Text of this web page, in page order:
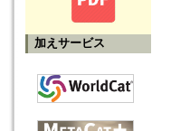
加えサービス